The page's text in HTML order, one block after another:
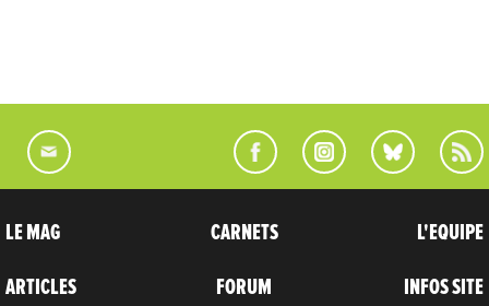
LE MAG
ARTICLES
CARNETS
FORUM
L'EQUIPE
INFOS SITE